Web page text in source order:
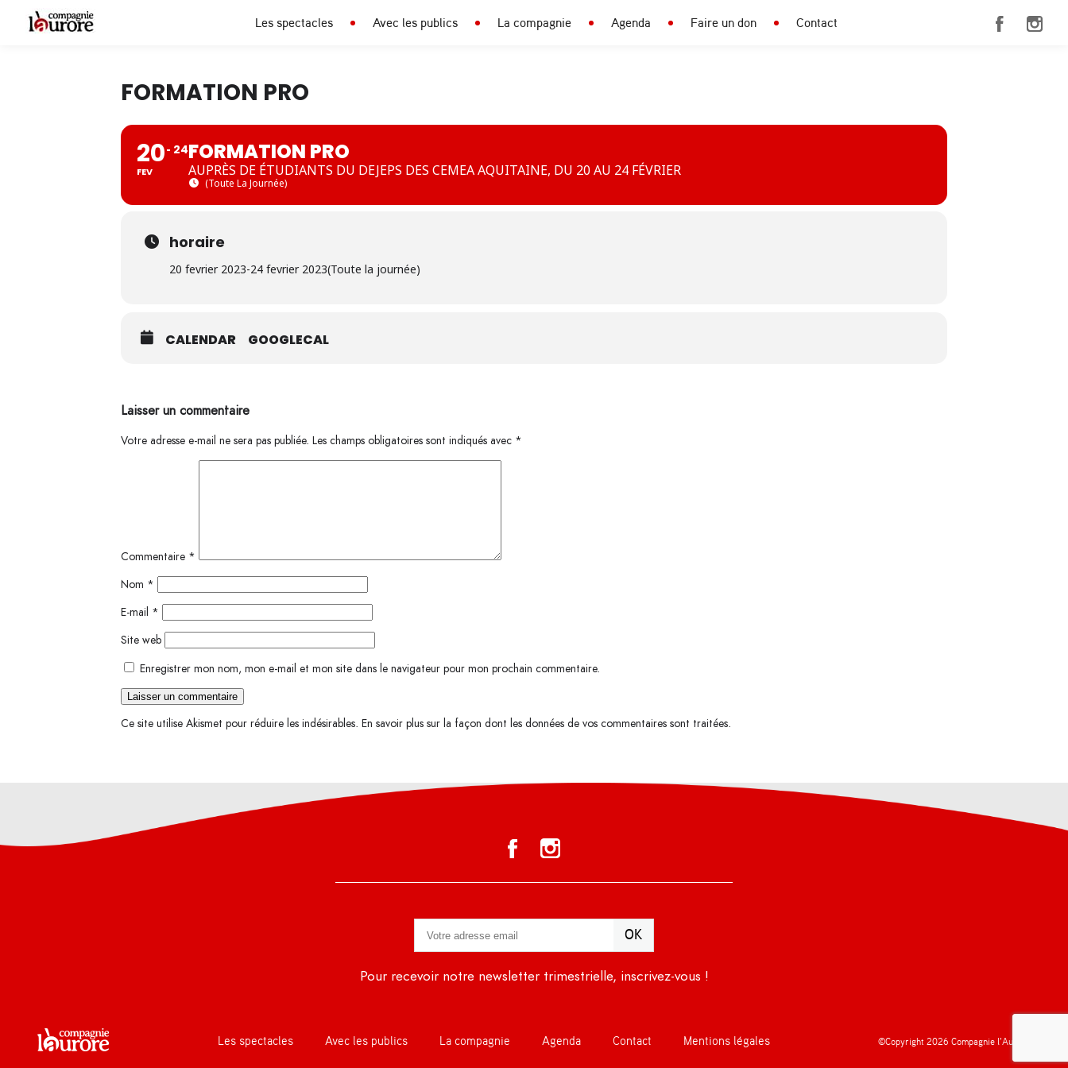
Les spectacles Avec les publics La compagnie Agenda Faire un don Contact
FORMATION PRO
20
FEV
24FORMATION PRO
AUPRÈS DE ÉTUDIANTS DU DEJEPS DES CEMEA AQUITAINE, DU 20 AU 24 FÉVRIER
(Toute La Journée)
horaire
20 fevrier 2023-24 fevrier 2023(Toute la journée)
CALENDAR GOOGLECAL
Laisser un commentaire
Votre adresse e-mail ne sera pas publiée. Les champs obligatoires sont indiqués avec *
Commentaire *
Nom *
E-mail *
Site web
Enregistrer mon nom, mon e-mail et mon site dans le navigateur pour mon prochain commentaire.
Ce site utilise Akismet pour réduire les indésirables. En savoir plus sur la façon dont les données de vos commentaires sont traitées.
Pour recevoir notre newsletter trimestrielle, inscrivez-vous !
Les spectacles Avec les publics La compagnie Agenda Contact Mentions légales ©Copyright 2026 Compagnie l’Aurore